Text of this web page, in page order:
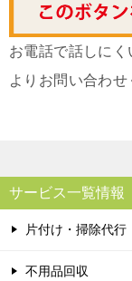
お電話で話しに
よりお問い合わせ
サービス一覧情報
片付け・掃除代行
不用品回収